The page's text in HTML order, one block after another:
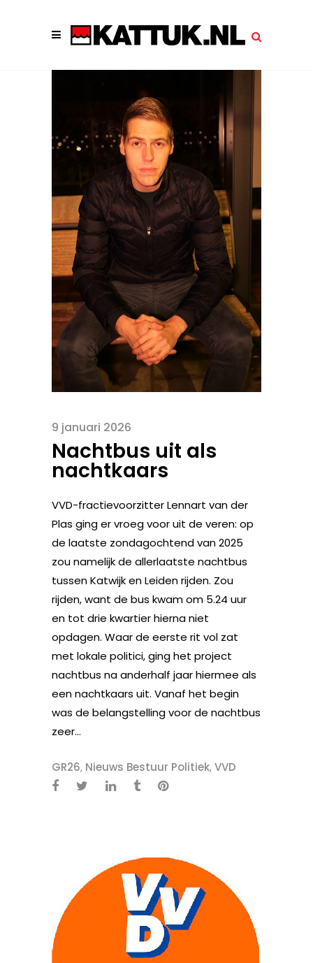
9 januari 2026
Nachtbus uit als
nachtkaars
VVD-fractievoorzitter Lennart van der
Plas ging er vroeg voor uit de veren: op
de laatste zondagochtend van 2025
zou namelijk de allerlaatste nachtbus
tussen Katwijk en Leiden rijden. Zou
rijden, want de bus kwam om 5.24 uur
en tot drie kwartier hierna niet
opdagen. Waar de eerste rit vol zat
met lokale politici, ging het project
nachtbus na anderhalf jaar hiermee als
een nachtkaars uit. Vanaf het begin
was de belangstelling voor de nachtbus
zeer...
GR26, Nieuws Bestuur Politiek,VVD